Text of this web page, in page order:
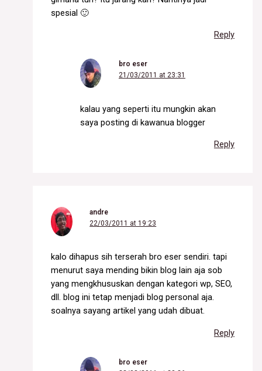
spesial 🙂
Reply
bro eser
21/03/2011 at 23:31
kalau yang seperti itu mungkin akan
saya posting di kawanua blogger
Reply
andre
22/03/2011 at 19:23
kalo dihapus sih terserah bro eser sendiri. tapi
menurut saya mending bikin blog lain aja sob
yang mengkhususkan dengan kategori wp, SEO,
dll. blog ini tetap menjadi blog personal aja.
soalnya sayang artikel yang udah dibuat.
Reply
bro eser